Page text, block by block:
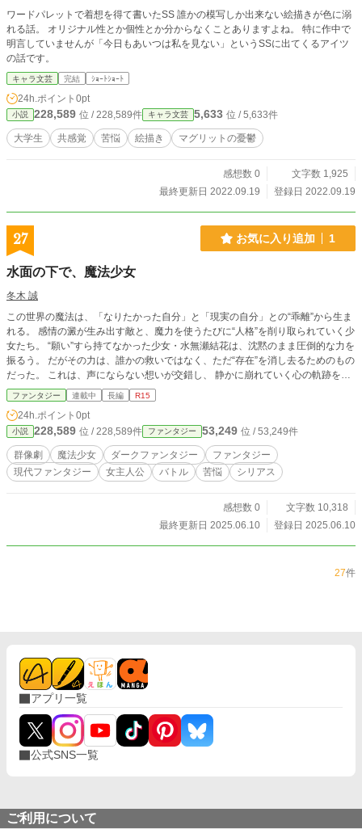
ワードパレットで着想を得て書いたSS 誰かの模写しか出来ない絵描きが色に溺
れる話。 オリジナル性とか個性とか分からなくことありますよね。 特に作中で
明言していませんが「今日もあいつは私を見ない」というSSに出てくるアイツ
の話です。
キャラ文芸 完結 ｼｮｰﾄｼｮｰﾄ
24h.ポイント 0pt
小説 228,589 位 / 228,589件 キャラ文芸 5,633 位 / 5,633件
大学生 共感覚 苦悩 絵描き マグリットの憂鬱
感想数 0
文字数 1,925
最終更新日 2022.09.19
登録日 2022.09.19
27 お気に入り追加 1
水面の下で、魔法少女
冬木 誠
この世界の魔法は、「なりたかった自分」と「現実の自分」との“乖離”から生ま
れる。 感情の澱が生み出す敵と、魔力を使うたびに“人格”を削り取られていく少
女たち。 “願い”すら持てなかった少女・水無瀬結花は、沈黙のまま圧倒的な力を
振るう。 だがその力は、誰かの救いではなく、ただ“存在”を消し去るためのもの
だった。 これは、声にならない想いが交錯し、 静かに崩れていく心の軌跡を描
く、 ひとつの終わりへ向かう魔法少女たちの物語――。 AIに手伝ってもらって
作りました。感想が欲しいです。
ファンタジー 連載中 長編 R15
24h.ポイント 0pt
小説 228,589 位 / 228,589件 ファンタジー 53,249 位 / 53,249件
群像劇 魔法少女 ダークファンタジー
ファンタジー
現代ファンタジー
女主人公 バトル 苦悩 シリアス
感想数 0
文字数 10,318
最終更新日 2025.06.10
登録日 2025.06.10
27件
アプリ一覧
公式SNS一覧
ご利用について